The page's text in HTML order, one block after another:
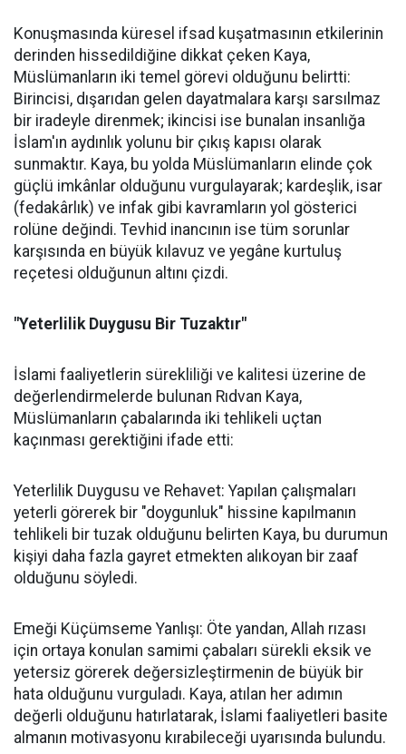
Konuşmasında küresel ifsad kuşatmasının etkilerinin
derinden hissedildiğine dikkat çeken Kaya,
Müslümanların iki temel görevi olduğunu belirtti:
Birincisi, dışarıdan gelen dayatmalara karşı sarsılmaz
bir iradeyle direnmek; ikincisi ise bunalan insanlığa
İslam'ın aydınlık yolunu bir çıkış kapısı olarak
sunmaktır. Kaya, bu yolda Müslümanların elinde çok
güçlü imkânlar olduğunu vurgulayarak; kardeşlik, isar
(fedakârlık) ve infak gibi kavramların yol gösterici
rolüne değindi. Tevhid inancının ise tüm sorunlar
karşısında en büyük kılavuz ve yegâne kurtuluş
reçetesi olduğunun altını çizdi.
"Yeterlilik Duygusu Bir Tuzaktır"
İslami faaliyetlerin sürekliliği ve kalitesi üzerine de
değerlendirmelerde bulunan Rıdvan Kaya,
Müslümanların çabalarında iki tehlikeli uçtan
kaçınması gerektiğini ifade etti:
Yeterlilik Duygusu ve Rehavet: Yapılan çalışmaları
yeterli görerek bir "doygunluk" hissine kapılmanın
tehlikeli bir tuzak olduğunu belirten Kaya, bu durumun
kişiyi daha fazla gayret etmekten alıkoyan bir zaaf
olduğunu söyledi.
Emeği Küçümseme Yanlışı: Öte yandan, Allah rızası
için ortaya konulan samimi çabaları sürekli eksik ve
yetersiz görerek değersizleştirmenin de büyük bir
hata olduğunu vurguladı. Kaya, atılan her adımın
değerli olduğunu hatırlatarak, İslami faaliyetleri basite
almanın motivasyonu kırabileceği uyarısında bulundu.